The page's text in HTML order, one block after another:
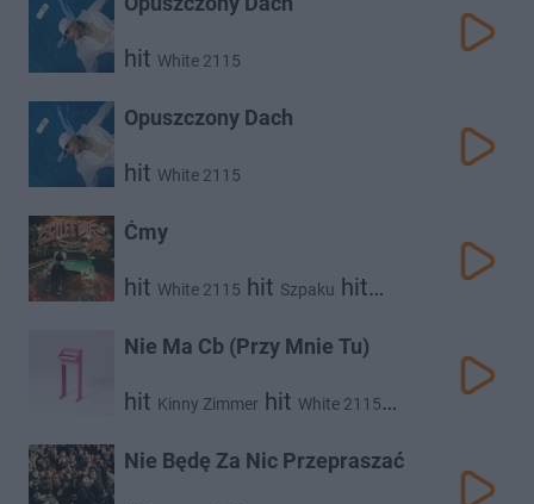
hit White 2115
Opuszczony Dach
hit White 2115
Ćmy
hit White 2115 hit Szpaku hit
Nie Ma Cb (Przy Mnie Tu)
hit Kinny Zimmer hit White 2115
Nie Będę Za Nic Przepraszać